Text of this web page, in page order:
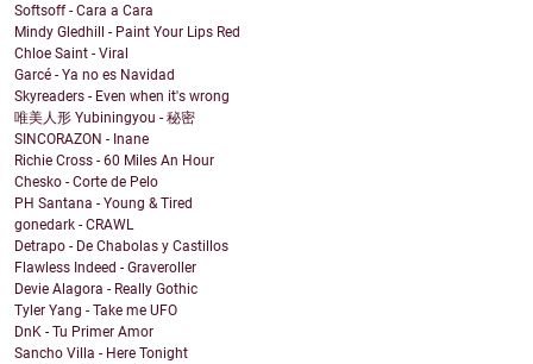
Softsoff - Cara a Cara
Mindy Gledhill - Paint Your Lips Red
Chloe Saint - Viral
Garcé - Ya no es Navidad
Skyreaders - Even when it's wrong
唯美人形 Yubiningyou - 秘密
SINCORAZON - Inane
Richie Cross - 60 Miles An Hour
Chesko - Corte de Pelo
PH Santana - Young & Tired
gonedark - CRAWL
Detrapo - De Chabolas y Castillos
Flawless Indeed - Graveroller
Devie Alagora - Really Gothic
Tyler Yang - Take me UFO
DnK - Tu Primer Amor
Sancho Villa - Here Tonight